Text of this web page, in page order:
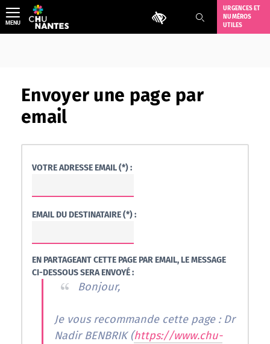
Aller
au
contenu
Outils d'accessibilité
URGENCES ET
NUMÉROS
UTILES
MENU
Envoyer une page par
email
VOTRE ADRESSE EMAIL (*) :
EMAIL DU DESTINATAIRE (*) :
EN PARTAGEANT CETTE PAGE PAR EMAIL, LE MESSAGE
CI-DESSOUS SERA ENVOYÉ :
Bonjour,
Je vous recommande cette page : Dr
Nadir BENBRIK (https://www.chu-